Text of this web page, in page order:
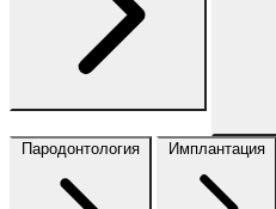
Пародонтология Имплантация